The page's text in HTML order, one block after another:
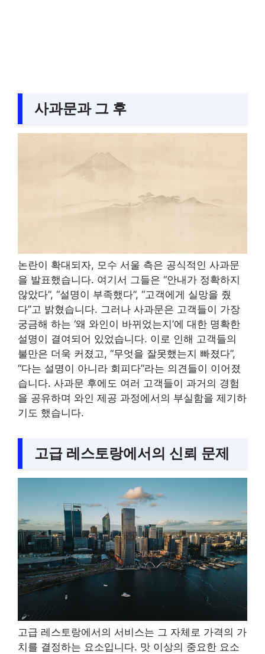
사과문과 그 후
논란이 확대되자, 모수 서울 측은 공식적인 사과문
을 발표했습니다. 여기서 그들은 “안내가 정확하지
않았다”, “설명이 부족했다”, “고객에게 실망을 줬
다”고 밝혔습니다. 그러나 사과문은 고객들이 가장
궁금해 하는 ‘왜 와인이 바뀌었는지’에 대한 명확한
설명이 결여되어 있었습니다. 이로 인해 고객들의
불만은 더욱 커졌고, “무엇을 잘못했는지 빠졌다”,
“다는 설명이 아니라 회피다”라는 의견들이 이어졌
습니다. 사과문 후에도 여러 고객들이 과거의 경험
을 공유하며 와인 제공 과정에서의 부실함을 제기하
기도 했습니다.
고급 레스토랑에서의 신뢰 문제
고급 레스토랑에서의 서비스는 그 자체로 가격의 가
치를 결정하는 요소입니다. 맛 이상의 중요한 요소